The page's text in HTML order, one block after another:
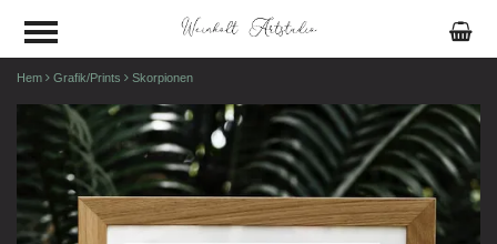
Hem Grafik/Prints Skorpionen